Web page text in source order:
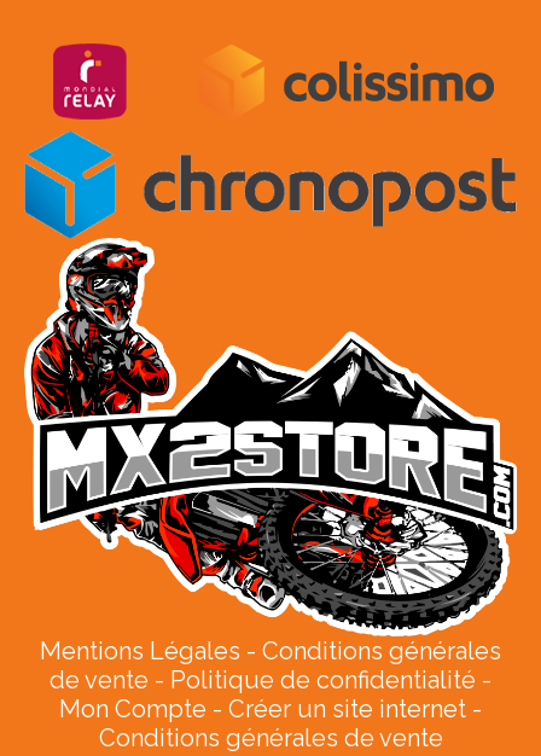
Mentions Légales
Conditions générales
de vente
Politique de confidentialité
Mon Compte
Créer un site internet
Conditions générales de vente